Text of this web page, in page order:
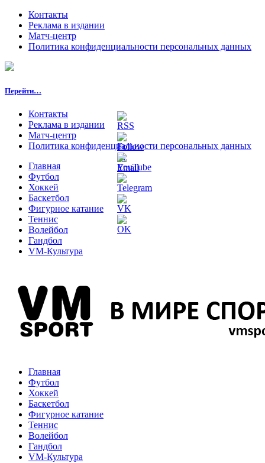
Контакты
Реклама в издании
Матч-центр
Политика конфиденциальности персональных данных
Перейти…
Контакты
Реклама в издании
Матч-центр
Политика конфиденциальности персональных данных
Главная
Футбол
Хоккей
Баскетбол
Фигурное катание
Теннис
Волейбол
Гандбол
VM-Культура
Главная
Футбол
Хоккей
Баскетбол
Фигурное катание
Теннис
Волейбол
Гандбол
VM-Культура